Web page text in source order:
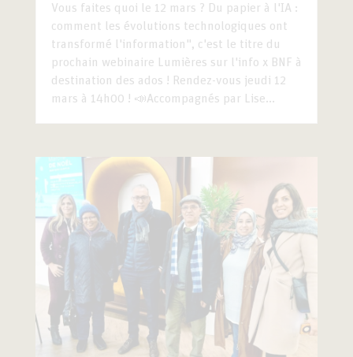
Vous faites quoi le 12 mars ? Du papier à l'IA :
comment les évolutions technologiques ont
transformé l'information", c'est le titre du
prochain webinaire Lumières sur l'info x BNF à
destination des ados ! Rendez-vous jeudi 12
mars à 14h00 ! 📣Accompagnés par Lise...